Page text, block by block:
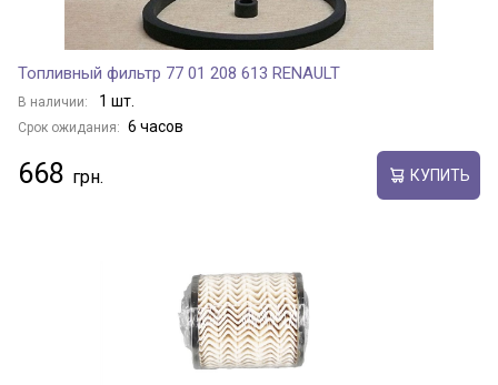
Топливный фильтр 77 01 208 613 RENAULT
В наличии: 1 шт.
Срок ожидания: 6 часов
668 КУПИТЬ